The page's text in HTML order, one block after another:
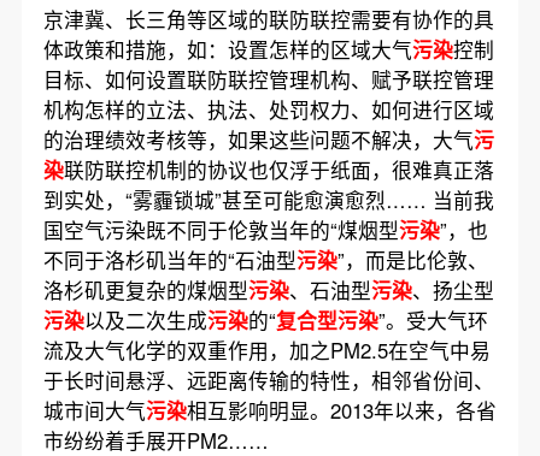
京津冀、长三角等区域的联防联控需要有协作的具
体政策和措施，如：设置怎样的区域大气污染控制
目标、如何设置联防联控管理机构、赋予联控管理
机构怎样的立法、执法、处罚权力、如何进行区域
的治理绩效考核等，如果这些问题不解决，大气污
染联防联控机制的协议也仅浮于纸面，很难真正落
到实处，“雾霾锁城”甚至可能愈演愈烈…… 当前我
国空气污染既不同于伦敦当年的“煤烟型污染”，也
不同于洛杉矶当年的“石油型污染”，而是比伦敦、
洛杉矶更复杂的煤烟型污染、石油型污染、扬尘型
污染以及二次生成污染的“复合型污染”。受大气环
流及大气化学的双重作用，加之PM2.5在空气中易
于长时间悬浮、远距离传输的特性，相邻省份间、
城市间大气污染相互影响明显。2013年以来，各省
市纷纷着手展开PM2……